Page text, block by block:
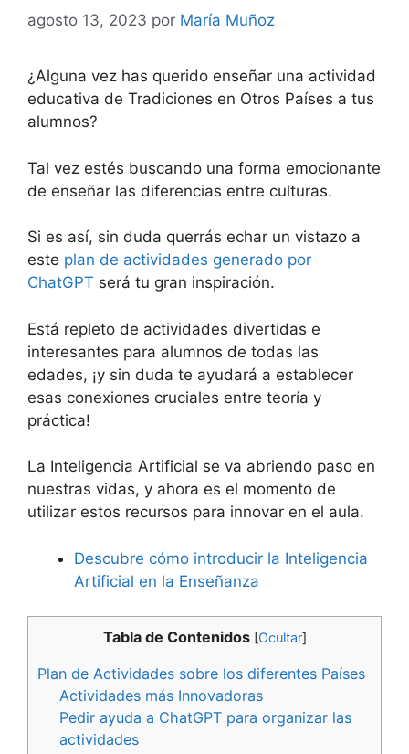
agosto 13, 2023 por María Muñoz
¿Alguna vez has querido enseñar una actividad
educativa de Tradiciones en Otros Países a tus
alumnos?
Tal vez estés buscando una forma emocionante
de enseñar las diferencias entre culturas.
Si es así, sin duda querrás echar un vistazo a
este plan de actividades generado por
ChatGPT será tu gran inspiración.
Está repleto de actividades divertidas e
interesantes para alumnos de todas las
edades, ¡y sin duda te ayudará a establecer
esas conexiones cruciales entre teoría y
práctica!
La Inteligencia Artificial se va abriendo paso en
nuestras vidas, y ahora es el momento de
utilizar estos recursos para innovar en el aula.
Descubre cómo introducir la Inteligencia
Artificial en la Enseñanza
Tabla de Contenidos [Ocultar]
Plan de Actividades sobre los diferentes Países
Actividades más Innovadoras
Pedir ayuda a ChatGPT para organizar las
actividades